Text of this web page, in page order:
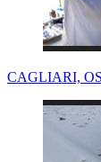
CAGLIARI,